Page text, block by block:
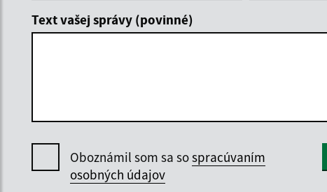
Text vašej správy (povinné)
Oboznámil som sa sospracúvaním
osobných údajov